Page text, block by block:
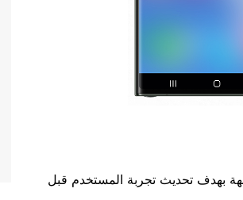
بهدف تحديث تجربة المستخدم قبل